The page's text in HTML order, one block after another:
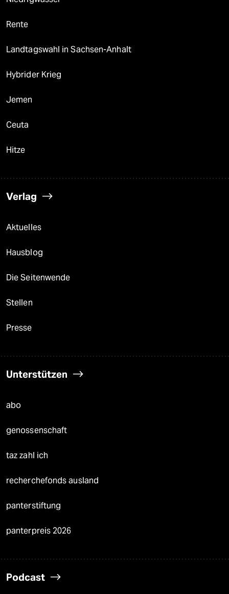
Rente
Landtagswahl in Sachsen-Anhalt
Hybrider Krieg
Jemen
Ceuta
Hitze
Verlag
Aktuelles
Hausblog
Die Seitenwende
Stellen
Presse
Unterstützen
abo
genossenschaft
taz zahl ich
recherchefonds ausland
panterstiftung
panterpreis 2026
Podcast